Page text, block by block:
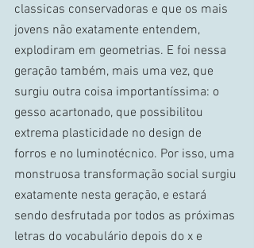
classicas conservadoras e que os mais
jovens não exatamente entendem,
explodiram em geometrias. E foi nessa
geração também, mais uma vez, que
surgiu outra coisa importantíssima: o
gesso acartonado, que possibilitou
extrema plasticidade no design de
forros e no luminotécnico. Por isso, uma
monstruosa transformação social surgiu
exatamente nesta geração, e estará
sendo desfrutada por todos as próximas
letras do vocabulário depois do x e